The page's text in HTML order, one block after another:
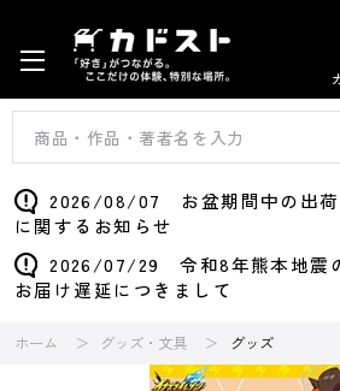
2026/08/07 お盆期間中の出荷
に関するお知らせ
2026/07/29 令和8年熊本地震
お届け遅延につきまして
ホーム グッズ・文具 グッズ